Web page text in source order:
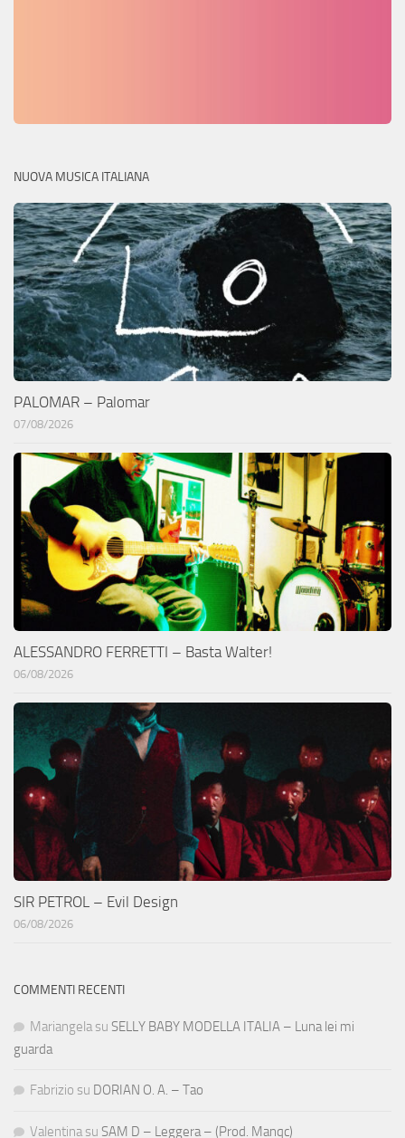
NUOVA MUSICA ITALIANA
PALOMAR – Palomar
07/08/2026
ALESSANDRO FERRETTI – Basta Walter!
06/08/2026
SIR PETROL – Evil Design
06/08/2026
COMMENTI RECENTI
Mariangela su SELLY BABY MODELLA ITALIA – Luna lei mi
guarda
Fabrizio su DORIAN O. A. – Tao
Valentina su SAM D – Leggera – (Prod. Manqc)